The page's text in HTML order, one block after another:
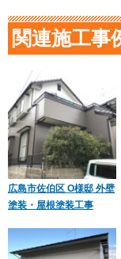
関連施工事
広島市佐伯区 O様邸 外壁
塗装・屋根塗装工事